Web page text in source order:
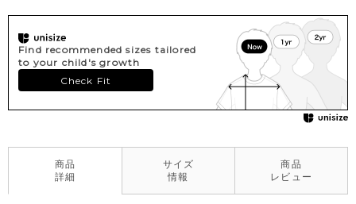
Find recommended sizes tailored
to your child's growth
Check Fit
商品
詳細
サイズ
情報
商品
レビュー